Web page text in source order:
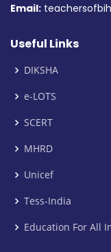
Email:
Useful Links
DIKSHA
e-LOTS
SCERT
MHRD
Unicef
Tess-India
Education For All